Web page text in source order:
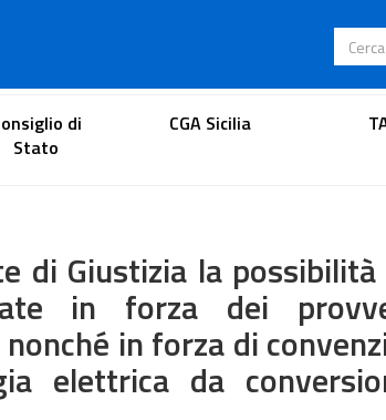
Portale dell'avvocato
di
Stato
CGA Sicilia
di Giustizia la
in forza dei
in forza di
elettrica da